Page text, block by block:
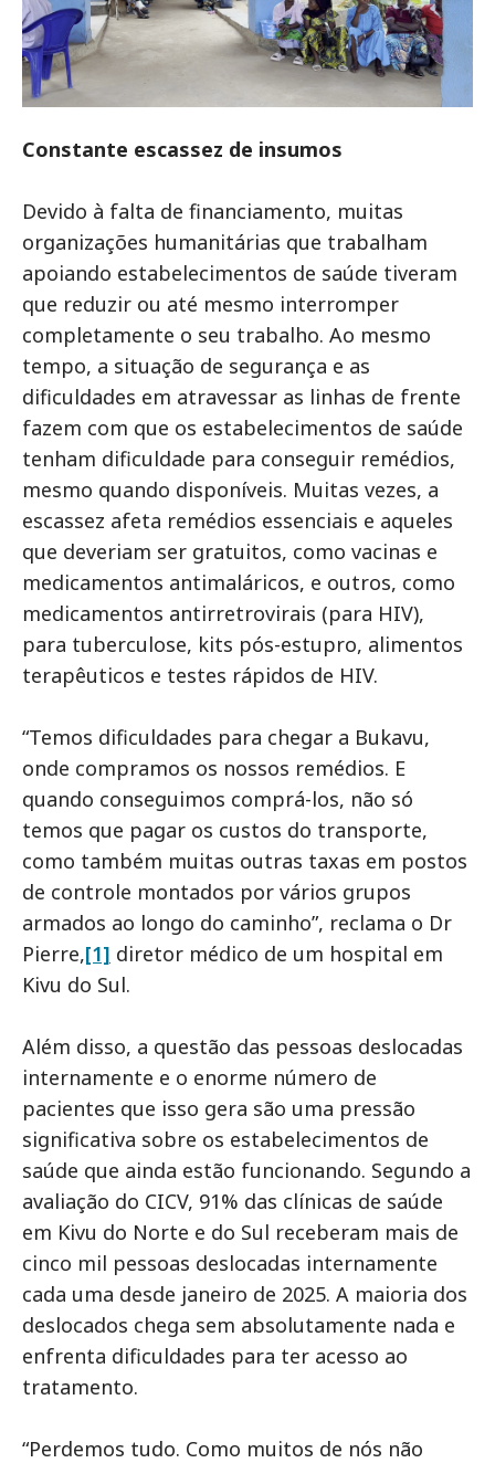
Constante escassez de insumos
Devido à falta de financiamento, muitas
organizações humanitárias que trabalham
apoiando estabelecimentos de saúde tiveram
que reduzir ou até mesmo interromper
completamente o seu trabalho. Ao mesmo
tempo, a situação de segurança e as
dificuldades em atravessar as linhas de frente
fazem com que os estabelecimentos de saúde
tenham dificuldade para conseguir remédios,
mesmo quando disponíveis. Muitas vezes, a
escassez afeta remédios essenciais e aqueles
que deveriam ser gratuitos, como vacinas e
medicamentos antimaláricos, e outros, como
medicamentos antirretrovirais (para HIV),
para tuberculose, kits pós-estupro, alimentos
terapêuticos e testes rápidos de HIV.
“Temos dificuldades para chegar a Bukavu,
onde compramos os nossos remédios. E
quando conseguimos comprá-los, não só
temos que pagar os custos do transporte,
como também muitas outras taxas em postos
de controle montados por vários grupos
armados ao longo do caminho”, reclama o Dr
Pierre,[1] diretor médico de um hospital em
Kivu do Sul.
Além disso, a questão das pessoas deslocadas
internamente e o enorme número de
pacientes que isso gera são uma pressão
significativa sobre os estabelecimentos de
saúde que ainda estão funcionando. Segundo a
avaliação do CICV, 91% das clínicas de saúde
em Kivu do Norte e do Sul receberam mais de
cinco mil pessoas deslocadas internamente
cada uma desde janeiro de 2025. A maioria dos
deslocados chega sem absolutamente nada e
enfrenta dificuldades para ter acesso ao
tratamento.
“Perdemos tudo. Como muitos de nós não